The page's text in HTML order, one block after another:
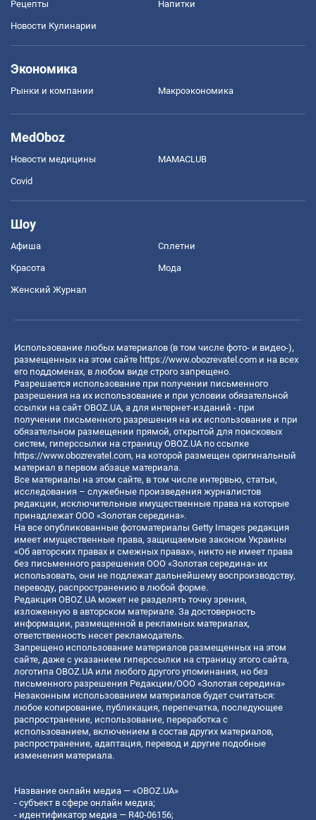
Рецепты Напитки
Новости Кулинарии
Экономика
Рынки и компании Mакроэкономика
MedOboz
Новости медицины MAMACLUB
Covid
Шоу
Афиша Сплетни
Красота Мода
Женский Журнал
Использование любых материалов (в том числе фото- и видео-),
размещенных на этом сайте https://www.obozrevatel.com и на всех
его поддоменах, в любом виде строго запрещено.
Разрешается использование при получении письменного
разрешения на их использование и при условии обязательной
ссылки на сайт OBOZ.UA, а для интернет-изданий - при
получении письменного разрешения на их использование и при
обязательном размещении прямой, открытой для поисковых
систем, гиперссылки на страницу OBOZ.UA по ссылке
https://www.obozrevatel.com, на которой размещен оригинальный
материал в первом абзаце материала.
Все материалы на этом сайте, в том числе интервью, статьи,
исследования – служебные произведения журналистов
редакции, исключительные имущественные права на которые
принадлежат ООО «Золотая середина».
На все опубликованные фотоматериалы Getty Images редакция
имеет имущественные права, защищаемые законом Украины
«Об авторских правах и смежных правах», никто не имеет права
без письменного разрешения ООО «Золотая середина» их
использовать, они не подлежат дальнейшему воспроизводству,
переводу, распространению в любой форме.
Редакция OBOZ.UA может не разделять точку зрения,
изложенную в авторском материале. За достоверность
информации, размещенной в рекламных материалах,
ответственность несет рекламодатель.
Запрещено использование материалов размещенных на этом
сайте, даже с указанием гиперссылки на страницу этого сайта,
логотипа OBOZ.UA или любого другого упоминания, но без
письменного разрешения Редакции/ООО «Золотая середина»
Незаконным использованием материалов будет считаться:
любое копирование, публикация, перепечатка, последующее
распространение, использование, переработка с
использованием, включением в состав других материалов,
распространение, адаптация, перевод и другие подобные
изменения материала.
Название онлайн медиа — «OBOZ.UA»
- субъект в сфере онлайн медиа;
- идентификатор медиа — R40-06156;